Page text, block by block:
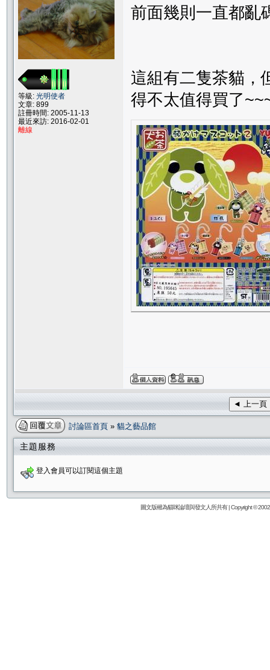
等級: 光明使者
文章: 899
註冊時間: 2005-11-13
最近來訪: 2016-02-01
離線
前面幾則一直都亂
這組有二隻茶貓，
得不太值得買了
◄ 上一頁
討論區首頁 » 貓之藝品館
主題服務
登入會員可以訂閱這個主題
圖文版權為貓咪論壇與發文人所共有 | Copyright ©